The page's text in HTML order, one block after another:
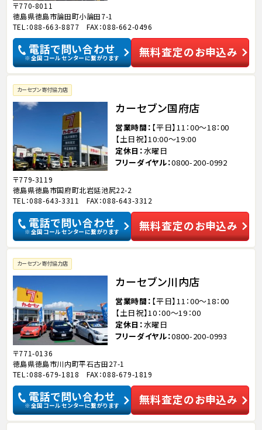
〒770-8011
徳島県徳島市論田町小論田7-1
TEL：088-663-8877 FAX：088-662-0496
電話で問い合わせ
※全国コールセンターに繋がります 無料査定のお申込み
カーセブン寄付協力店
カーセブン国府店
営業時間 【平日】11：00～18：00
【土日祝】10:00～19:00
定休日 水曜日
フリーダイヤル 0800-200-0992
〒779-3119
徳島県徳島市国府町北岩延池尻22-2
TEL：088-643-3311 FAX：088-643-3312
電話で問い合わせ
※全国コールセンターに繋がります 無料査定のお申込み
カーセブン寄付協力店
カーセブン川内店
営業時間 【平日】11：00～18：00
【土日祝】10：00～19：00
定休日 水曜日
フリーダイヤル 0800-200-0993
〒771-0136
徳島県徳島市川内町平石古田27-1
TEL：088-679-1818 FAX：088-679-1819
電話で問い合わせ
※全国コールセンターに繋がります 無料査定のお申込み